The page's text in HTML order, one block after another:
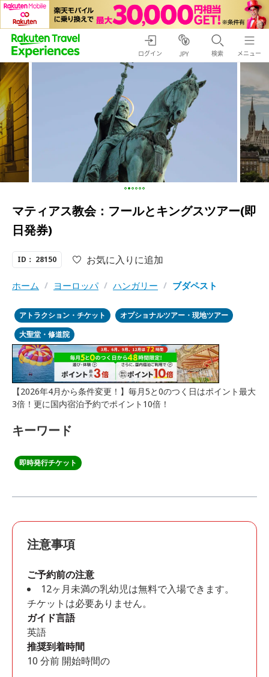
ログイン JPY 検索 メニュー
マティアス教会：フールとキングスツアー(即
日発券)
ID： 28150 お気に入りに追加
ホーム / ヨーロッパ / ハンガリー / ブダペスト
アトラクション・チケット
オプショナルツアー・現地ツアー
大聖堂・修道院
【2026年4月から条件変更！】毎月5と0のつく日はポイント最大
3倍！更に国内宿泊予約でポイント10倍！
キーワード
即時発行チケット
注意事項
ご予約前の注意
12ヶ月未満の乳幼児は無料で入場できます。
チケットは必要ありません。
ガイド言語
英語
推奨到着時間
10 分前 開始時間の